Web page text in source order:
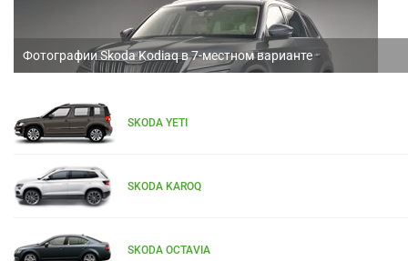
Фотографии Skoda Kodiaq в 7-местном варианте
SKODA YETI
SKODA KAROQ
SKODA OCTAVIA